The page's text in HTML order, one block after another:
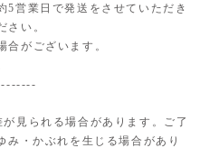
5営業日で発送をさせていただき
さい。
合がございます。
見られる場合があります。ご了
・かぶれを生じる場合があり